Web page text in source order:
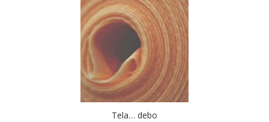
Tela… debo